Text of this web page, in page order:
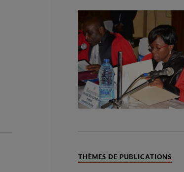
THÈMES DE PUBLICATIONS